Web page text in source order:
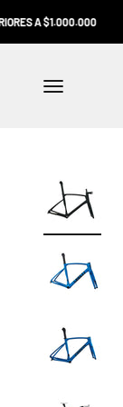
Abrir menú